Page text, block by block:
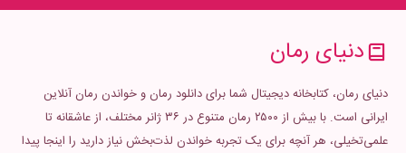
دنیای رمان
دنیای رمان، کتابخانه دیجیتال شما برای دانلود رمان و خواندن رمان آنلاین
ایرانی است. با بیش از ۲۵۰۰ رمان متنوع در ۳۶ ژانر مختلف، از عاشقانه تا
علمی‌تخیلی، هر آنچه برای یک تجربه خواندن لذت‌بخش نیاز دارید را اینجا پیدا